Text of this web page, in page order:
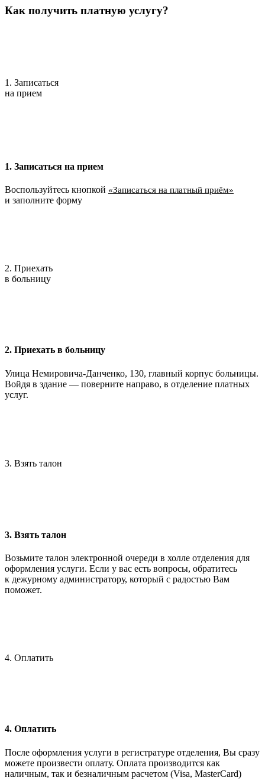
Как получить платную услугу?
1. Записаться
на прием
1. Записаться на прием
Воспользуйтесь кнопкой «Записаться на платный приём»
и заполните форму
2. Приехать
в больницу
2. Приехать в больницу
Улица Немировича-Данченко, 130, главный корпус больницы.
Войдя в здание — поверните направо, в отделение платных
услуг.
3. Взять талон
3. Взять талон
Возьмите талон электронной очереди в холле отделения для
оформления услуги. Если у вас есть вопросы, обратитесь
к дежурному администратору, который с радостью Вам
поможет.
4. Оплатить
4. Оплатить
После оформления услуги в регистратуре отделения, Вы сразу
можете произвести оплату. Оплата производится как
наличным, так и безналичным расчетом (Visa, MasterCard)